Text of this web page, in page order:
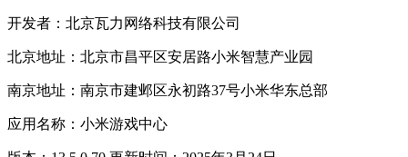
开发者：北京瓦力网络科技有限公司
北京地址：北京市昌平区安居路小米智慧产业园
南京地址：南京市建邺区永初路37号小米华东总部
应用名称：小米游戏中心